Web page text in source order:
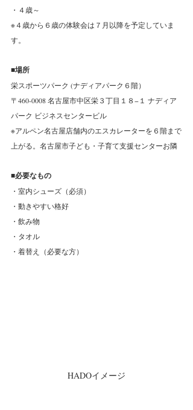
・４歳～
※４歳から６歳の体験会は７月以降を予定していま
す。
■場所
栄スポーツパーク (ナディアパーク６階）
〒460-0008 名古屋市中区栄３丁目１８−１ ナディア
パーク ビジネスセンタービル
※アルペン名古屋店舗内のエスカレーターを６階まで
上がる。名古屋市子ども・子育て支援センターお隣
■必要なもの
・室内シューズ（必須）
・動きやすい格好
・飲み物
・タオル
・着替え（必要な方）
HADOイメージ